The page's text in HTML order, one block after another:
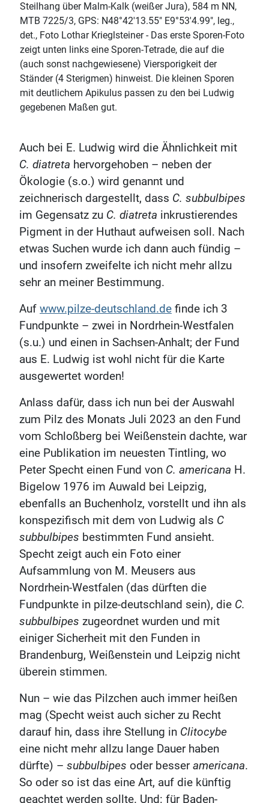
Steilhang über Malm-Kalk (weißer Jura), 584 m NN,
MTB 7225/3, GPS: N48°42'13.55" E9°53'4.99", leg.,
det., Foto Lothar Krieglsteiner - Das erste Sporen-Foto
zeigt unten links eine Sporen-Tetrade, die auf die
(auch sonst nachgewiesene) Viersporigkeit der
Ständer (4 Sterigmen) hinweist. Die kleinen Sporen
mit deutlichem Apikulus passen zu den bei Ludwig
gegebenen Maßen gut.
Auch bei E. Ludwig wird die Ähnlichkeit mit
C. diatreta hervorgehoben – neben der
Ökologie (s.o.) wird genannt und
zeichnerisch dargestellt, dass C. subbulbipes
im Gegensatz zu C. diatreta inkrustierendes
Pigment in der Huthaut aufweisen soll. Nach
etwas Suchen wurde ich dann auch fündig –
und insofern zweifelte ich nicht mehr allzu
sehr an meiner Bestimmung.
Auf www.pilze-deutschland.de finde ich 3
Fundpunkte – zwei in Nordrhein-Westfalen
(s.u.) und einen in Sachsen-Anhalt; der Fund
aus E. Ludwig ist wohl nicht für die Karte
ausgewertet worden!
Anlass dafür, dass ich nun bei der Auswahl
zum Pilz des Monats Juli 2023 an den Fund
vom Schloßberg bei Weißenstein dachte, war
eine Publikation im neuesten Tintling, wo
Peter Specht einen Fund von C. americana H.
Bigelow 1976 im Auwald bei Leipzig,
ebenfalls an Buchenholz, vorstellt und ihn als
konspezifisch mit dem von Ludwig als C
subbulbipes bestimmten Fund ansieht.
Specht zeigt auch ein Foto einer
Aufsammlung von M. Meusers aus
Nordrhein-Westfalen (das dürften die
Fundpunkte in pilze-deutschland sein), die C.
subbulbipes zugeordnet wurden und mit
einiger Sicherheit mit den Funden in
Brandenburg, Weißenstein und Leipzig nicht
überein stimmen.
Nun – wie das Pilzchen auch immer heißen
mag (Specht weist auch sicher zu Recht
darauf hin, dass ihre Stellung in Clitocybe
eine nicht mehr allzu lange Dauer haben
dürfte) – subbulbipes oder besseramericana.
So oder so ist das eine Art, auf die künftig
geachtet werden sollte. Und: für Baden-